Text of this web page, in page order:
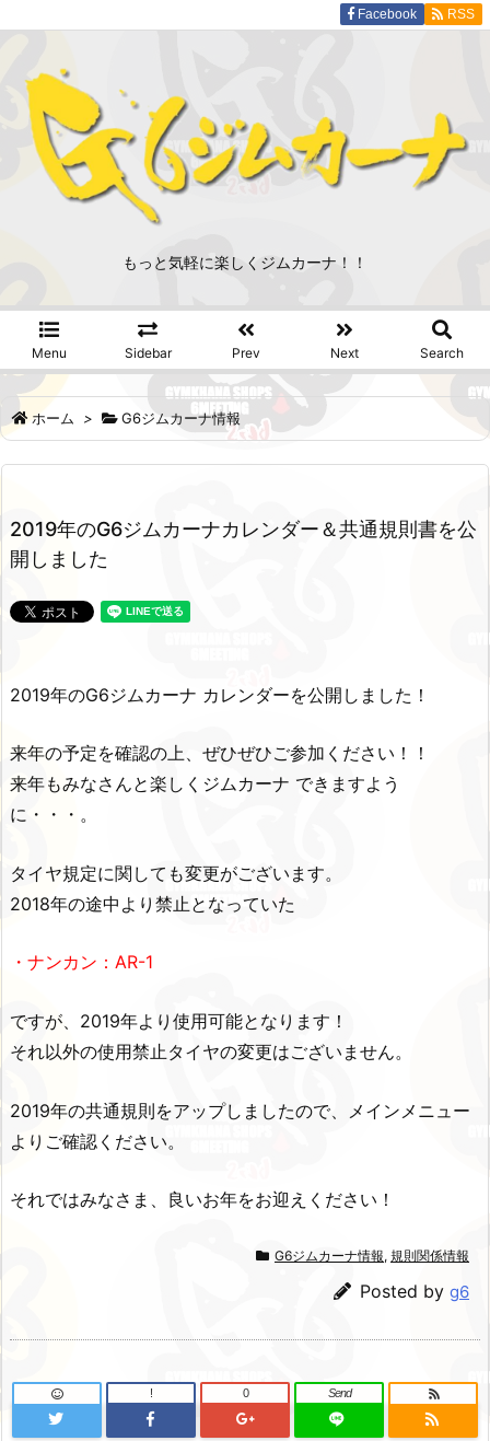
もっと気軽に楽しくジムカーナ！！
Menu Sidebar Prev Next Search
Facebook RSS
ホーム > G6ジムカーナ情報
2019年のG6ジムカーナカレンダー＆共通規則書を公
開しました
2019年のG6ジムカーナ カレンダーを公開しました！
来年の予定を確認の上、ぜひぜひご参加ください！！
来年もみなさんと楽しくジムカーナ できますよう
に・・・。
タイヤ規定に関しても変更がございます。
2018年の途中より禁止となっていた
・ナンカン：AR-1
ですが、2019年より使用可能となります！
それ以外の使用禁止タイヤの変更はございません。
2019年の共通規則をアップしましたので、メインメニュー
よりご確認ください。
それではみなさま、良いお年をお迎えください！
G6ジムカーナ情報, 規則関係情報
Posted by g6
! 0 Send